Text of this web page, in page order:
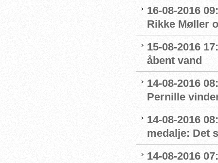
16-08-2016
Rikke Møller
15-08-2016
åbent vand
14-08-2016
Pernille
14-08-2016
medalje: Det
14-08-2016